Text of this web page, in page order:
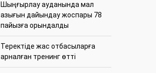
​Шыңғырлау ауданында мал
азығын дайындау жоспары 78
пайызға орындалды
​Теректіде жас отбасыларға
арналған тренинг өтті